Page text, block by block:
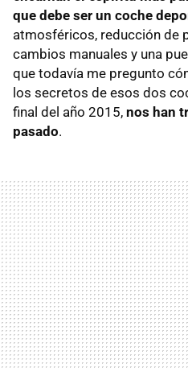
que debe ser un coche
atmosféricos, reducción de
cambios manuales y una
que todavía me pregunto
los secretos de esos dos
final del año 2015, nos han
pasado.